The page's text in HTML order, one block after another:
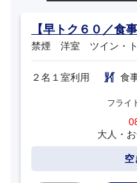
【早トク６０／食
禁煙 洋室 ツイン・ト
２名１室利用 食
フライ
大人・
空